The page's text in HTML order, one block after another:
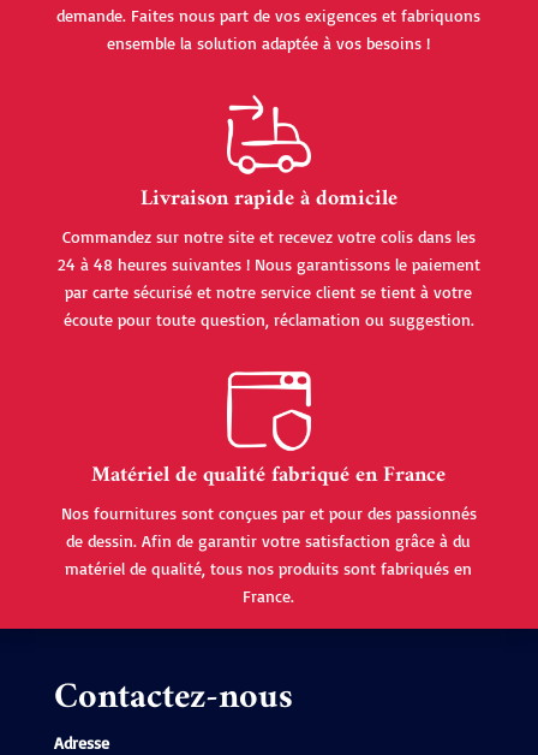
demande. Faites nous part de vos exigences et fabriquons
ensemble la solution adaptée à vos besoins !
Livraison rapide à domicile
Commandez sur notre site et recevez votre colis dans les
24 à 48 heures suivantes ! Nous garantissons le paiement
par carte sécurisé et notre service client se tient à votre
écoute pour toute question, réclamation ou suggestion.
Matériel de qualité fabriqué en France
Nos fournitures sont conçues par et pour des passionnés
de dessin. Afin de garantir votre satisfaction grâce à du
matériel de qualité, tous nos produits sont fabriqués en
France.
Contactez-nous
Adresse